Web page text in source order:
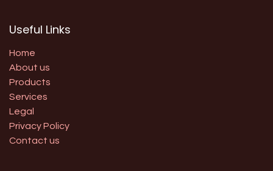
Useful Links
Home
About us
Products
Services
Legal
Privacy Policy
Contact us